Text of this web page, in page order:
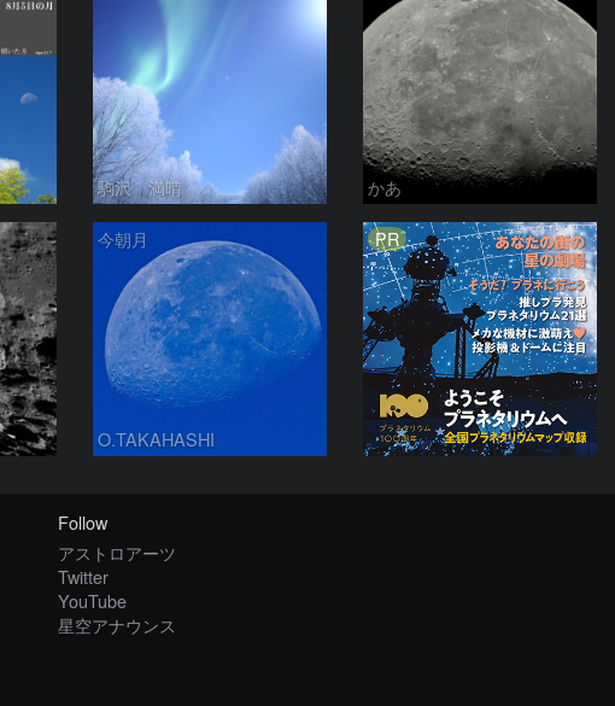
駒沢 満晴 かあ
今朝月
O.TAKAHASHI
PR
Follow
アストロアーツ
Twitter
YouTube
星空アナウンス